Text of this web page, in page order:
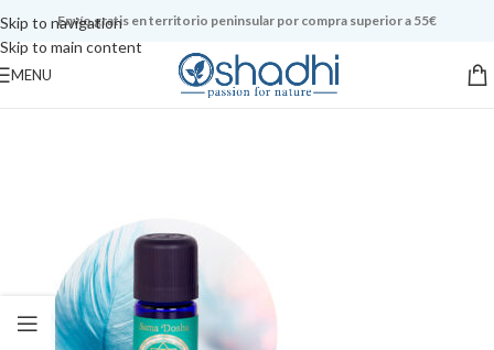
Skip to navigation
Skip to main content
Envío gratis en territorio peninsular por compra superior a 55€
MENU